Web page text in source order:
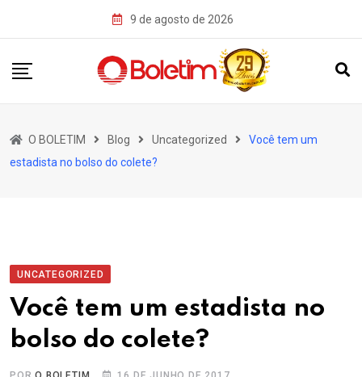
9 de agosto de 2026
O BOLETIM Blog Uncategorized
Você tem um
estadista no bolso do colete?
UNCATEGORIZED
Você tem um estadista no
bolso do colete?